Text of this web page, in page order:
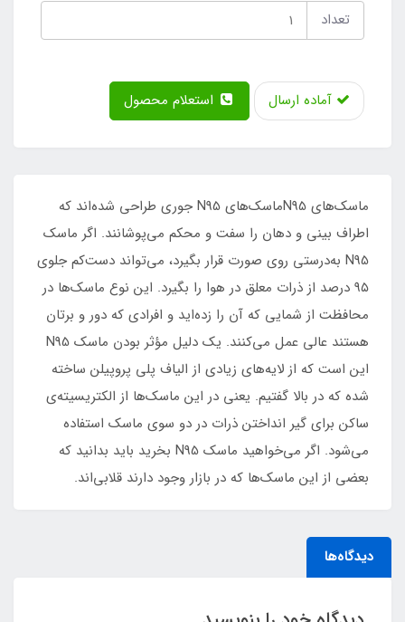
تعداد
آماده ارسال
ماسک‌های N95ماسک‌های N95 جوری طراحی شده‌اند که
اطراف بینی و دهان را سفت و محکم می‌پوشانند. اگر ماسک
N95 به‌درستی روی صورت قرار بگیرد، می‌تواند دست‌کم جلوی
۹۵ درصد از ذرات معلق در هوا را بگیرد. این نوع ماسک‌ها در
محافظت از شمایی که آن را زده‌اید و افرادی که دور و برتان
هستند عالی عمل می‌کنند. یک دلیل مؤثر بودن ماسک N95
این است که از لایه‌های زیادی از الیاف پلی پروپیلن ساخته
شده که در بالا گفتیم. یعنی در این ماسک‌ها از الکتریسیته‌ی
ساکن برای گیر انداختن ذرات در دو سوی ماسک استفاده
می‌شود. اگر می‌خواهید ماسک N95 بخرید باید بدانید که
بعضی از این ماسک‌ها که در بازار وجود دارند قلابی‌اند.
دیدگاه‌ها